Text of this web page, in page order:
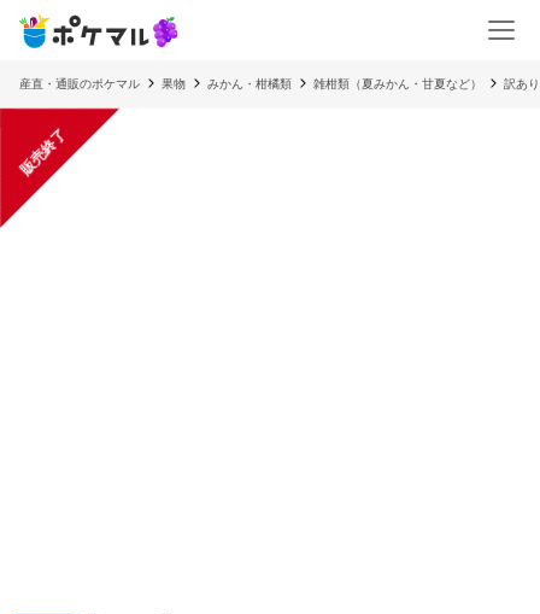
産直・通販のポケマル 果物 みかん・柑橘類 雑柑類（夏みかん・甘夏など） 訳あ
販売終了